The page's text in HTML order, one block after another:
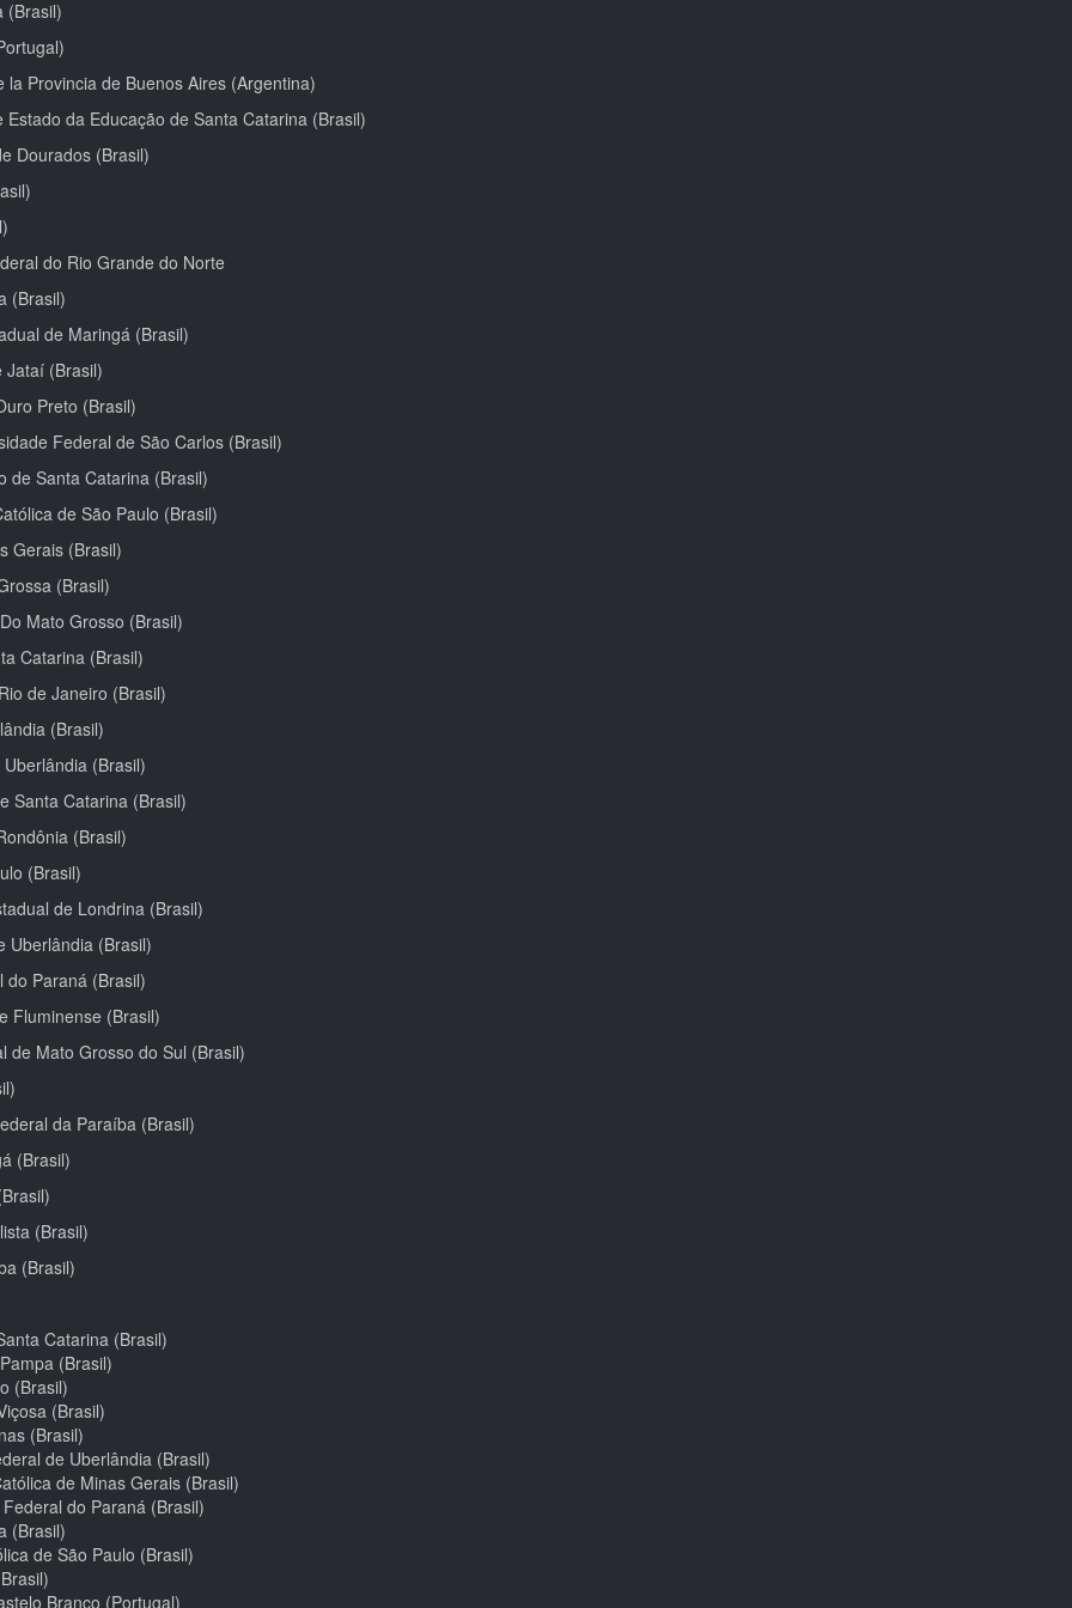
(Brasil)
Provincia de Buenos Aires (Argentina)
da Educação de Santa Catarina (Brasil)
Dourados (Brasil)
do Rio Grande do Norte
(Brasil)
de Maringá (Brasil)
Jataí (Brasil)
Preto (Brasil)
Federal de São Carlos (Brasil)
de Santa Catarina (Brasil)
de São Paulo (Brasil)
Gerais (Brasil)
(Brasil)
Mato Grosso (Brasil)
Catarina (Brasil)
de Janeiro (Brasil)
(Brasil)
(Brasil)
Santa Catarina (Brasil)
(Brasil)
(Brasil)
de Londrina (Brasil)
Uberlândia (Brasil)
do Paraná (Brasil)
Fluminense (Brasil)
de Mato Grosso do Sul (Brasil)
da Paraíba (Brasil)
(Brasil)
(Brasil)
(Brasil)
Catarina (Brasil)
(Brasil)
(Brasil)
(Brasil)
(Brasil)
de Uberlândia (Brasil)
de Minas Gerais (Brasil)
do Paraná (Brasil)
(Brasil)
de São Paulo (Brasil)
Branco (Portugal)